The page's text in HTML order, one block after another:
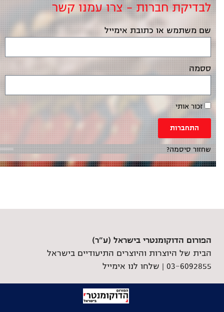
לבדיקת חברות – צרו עמנו קשר
שם משתמש או כתובת אימייל
ססמה
זכור אותי
התחברות
שחזור סיסמה?
הפורום הדוקומנטרי בישראל (ע"ר)
הבית של היוצרות והיוצרים התיעודיים בישראל
03-6092855 |
שלחו לנו אימייל